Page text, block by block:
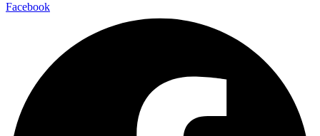
Facebook